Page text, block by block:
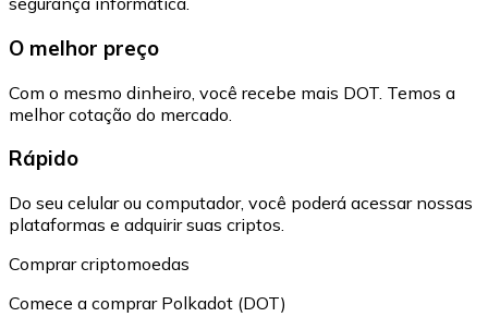
O melhor preço
Com o mesmo dinheiro, você recebe mais DOT. Temos a
melhor cotação do mercado.
Rápido
Do seu celular ou computador, você poderá acessar nossas
plataformas e adquirir suas criptos.
Comprar criptomoedas
Comece a comprar Polkadot (DOT)